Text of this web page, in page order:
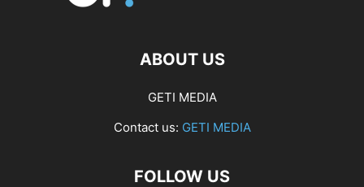
ABOUT US
GETI MEDIA
Contact us: GETI MEDIA
FOLLOW US